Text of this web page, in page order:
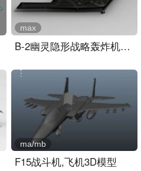
B-2幽灵隐形战略轰炸机3D模..
max
F15战斗机,飞机3D模型
ma/mb